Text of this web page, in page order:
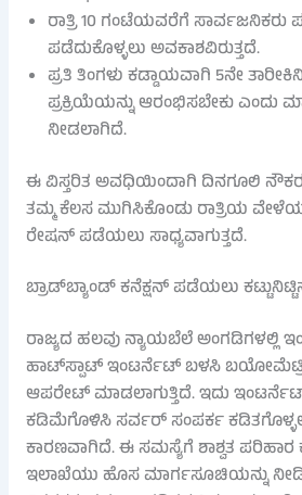
ರಾತ್ರಿ 10 ಗಂಟೆಯವರೆಗೆ ಸಾರ್ವಜನಿಕರು
ಪಡೆದುಕೊಳ್ಳಲು ಅವಕಾಶವಿರುತ್ತದೆ.
ಪ್ರತಿ ತಿಂಗಳು ಕಡ್ಡಾಯವಾಗಿ 5ನೇ
ಪ್ರಕ್ರಿಯೆಯನ್ನು ಆರಂಭಿಸಬೇಕು ಎಂದು
ನೀಡಲಾಗಿದೆ.
ಈ ವಿಸ್ತರಿತ ಅವಧಿಯಿಂದಾಗಿ ದಿನಗೂಲಿ
ತಮ್ಮ ಕೆಲಸ ಮುಗಿಸಿಕೊಂಡು ರಾತ್ರಿಯ
ರೇಷನ್ ಪಡೆಯಲು ಸಾಧ್ಯವಾಗುತ್ತದೆ.
ಬ್ರಾಡ್‌ಬ್ಯಾಂಡ್ ಕನೆಕ್ಷನ್ ಪಡೆಯಲು
ರಾಜ್ಯದ ಹಲವು ನ್ಯಾಯಬೆಲೆ
ಹಾಟ್‌ಸ್ಪಾಟ್ ಇಂಟರ್ನೆಟ್ ಬಳಸಿ
ಆಪರೇಟ್ ಮಾಡಲಾಗುತ್ತಿದೆ. ಇದು
ಕಡಿಮೆಗೊಳಿಸಿ ಸರ್ವರ್ ಸಂಪರ್ಕ
ಕಾರಣವಾಗಿದೆ. ಈ ಸಮಸ್ಯೆಗೆ ಶಾಶ್ವತ ಪರಿಹಾರ
ಇಲಾಖೆಯು ಹೊಸ ಮಾರ್ಗಸೂಚಿಯನ್ನು